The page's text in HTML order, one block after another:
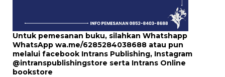
Untuk pemesanan buku, silahkan Whatshapp
WhatsApp wa.me/6285284038688 atau pun
melalui facebook Intrans Publishing, Instagram
@intranspublishingstore serta Intrans Online
bookstore